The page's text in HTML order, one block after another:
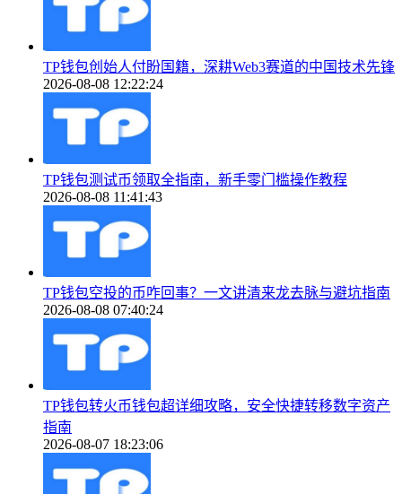
TP钱包创始人付盼国籍，深耕Web3赛道的中国技术先锋
2026-08-08 12:22:24
TP钱包测试币领取全指南，新手零门槛操作教程
2026-08-08 11:41:43
TP钱包空投的币咋回事？一文讲清来龙去脉与避坑指南
2026-08-08 07:40:24
TP钱包转火币钱包超详细攻略，安全快捷转移数字资产
指南
2026-08-07 18:23:06